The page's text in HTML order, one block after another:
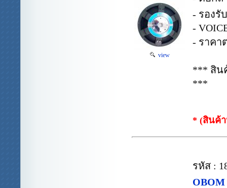
view
- รองรั
-
- ราคา
*** สิน
***
* (สินค้
รหัส :
OBOM